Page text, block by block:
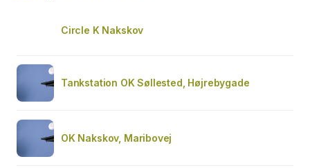
Circle K Nakskov
Tankstation OK Søllested, Højrebygade
OK Nakskov, Maribovej